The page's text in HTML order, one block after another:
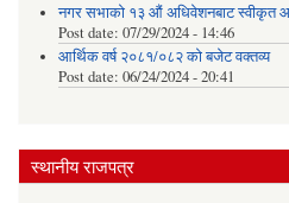
नगर सभाको १३ औं अधिवेशनबाट स्वीकृत
Post date: 07/29/2024 - 14:46
आर्थिक वर्ष २०८१/०८२ को बजेट वक्तव्य
Post date: 06/24/2024 - 20:41
स्थानीय राजपत्र